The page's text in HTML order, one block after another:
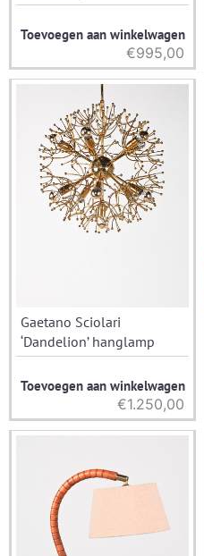
Toevoegen aan winkelwagen
€995,00
Gaetano Sciolari
‘Dandelion’ hanglamp
Toevoegen aan winkelwagen
€1.250,00